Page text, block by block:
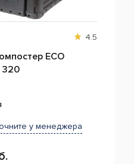
4.5
ECO
320
у менеджера